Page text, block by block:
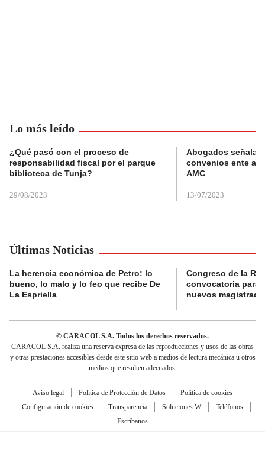
Lo más leído
¿Qué pasó con el proceso de
responsabilidad fiscal por el parque
biblioteca de Tunja?
29/08/2023
Abogados
convenios ente
AMC
13/07/2023
Últimas Noticias
La herencia económica de Petro: lo
bueno, lo malo y lo feo que recibe De
La Espriella
Congreso de la
convocatoria para
nuevos
© CARACOL S.A. Todos los derechos reservados.
CARACOL S.A. realiza una reserva expresa de las reproducciones y usos de las obras
y otras prestaciones accesibles desde este sitio web a medios de lectura mecánica u otros
medios que resulten adecuados.
Aviso legal Política de Protección de Datos
Política de cookies
Configuración de cookies
Transparencia Soluciones W
Teléfonos
Escríbanos